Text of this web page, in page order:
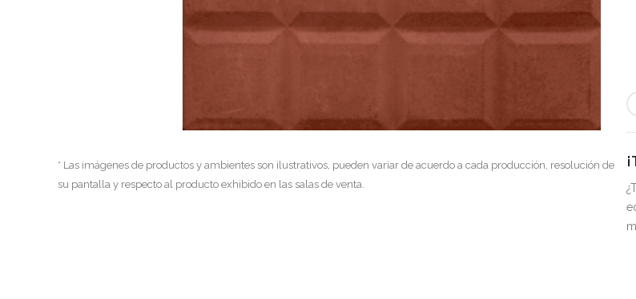
* Las imágenes de productos y ambientes son ilustrativos, pueden variar de acuerdo a cada producción, resolución de
su pantalla y respecto al producto exhibido en las salas de venta.